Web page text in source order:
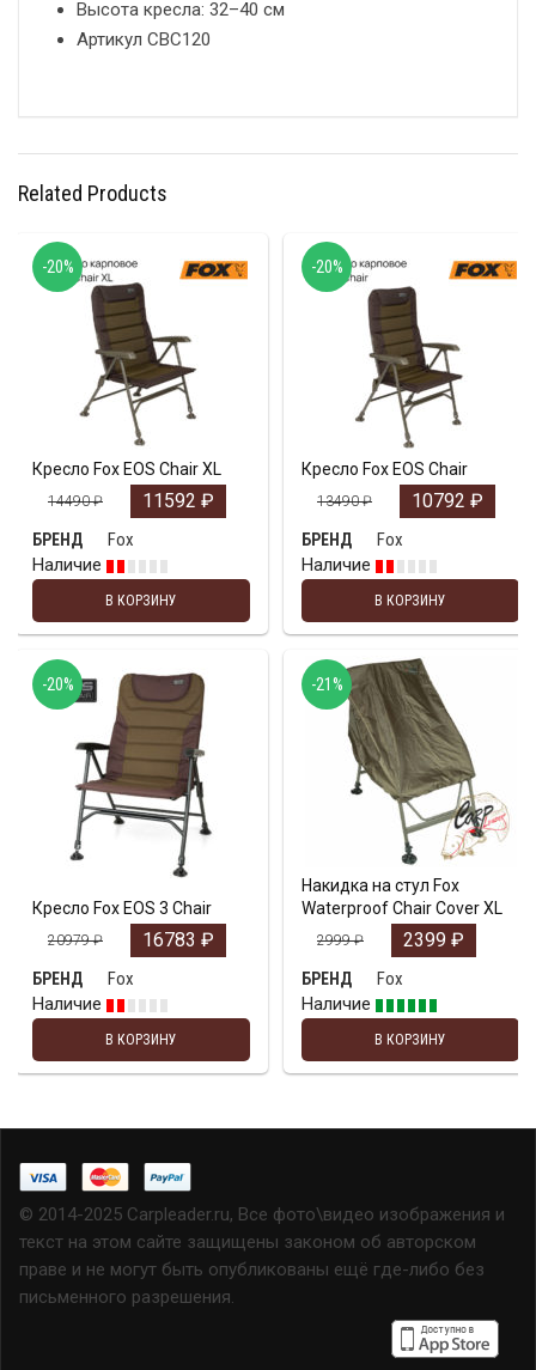
Высота кресла: 32–40 см
Артикул CBC120
Related Products
Кресло Fox EOS Chair XL
14490₽ 11592 ₽
БРЕНД
Fox
Наличие
В КОРЗИНУ
-20%
Кресло Fox EOS Chair
13490₽ 10792 ₽
БРЕНД
Fox
Наличие
В КОРЗИНУ
-20%
Кресло Fox EOS 3 Chair
20979₽ 16783 ₽
БРЕНД
Fox
Наличие
В КОРЗИНУ
-20%
Накидка на стул Fox
Waterproof Chair Cover XL
2999₽ 2399 ₽
БРЕНД
Fox
Наличие
В КОРЗИНУ
-21%
© 2014-2025 Carpleader.ru, Все фото\видео изображения и
текст на этом сайте защищены законом об авторском
праве и не могут быть опубликованы ещё где-либо без
письменного разрешения.